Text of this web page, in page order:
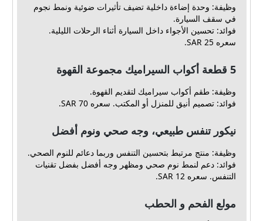
وظيفة: وحدة إضاءة داخلية تضيف تأثيرات ضوئية ونمط نجوم
في سقف السيارة.
فوائد: تحسين الأجواء داخل السيارة أثناء الرحلات الليلية.
سعره 25 SAR.
5 قطعة أكواب السيراميك مجموعة القهوة
وظيفة: طقم أكواب سيراميك لتقديم القهوة.
فوائد: تصميم أنيق للمنزل أو المكتب. سعره 70 SAR.
نيكور تنفس طبيعي، وجه صحي ونوم أفضل
وظيفة: منتج مرتبط بتحسين التنفس وربما دعائم للنوم الصحي.
فوائد: دعم لنمط نوم صحي ومظهر وجه أفضل بفضل تقنيات
التنفس. سعره 12 SAR.
مولع الفحم و الحطب